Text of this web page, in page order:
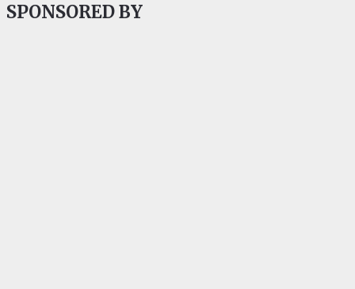
SPONSORED BY